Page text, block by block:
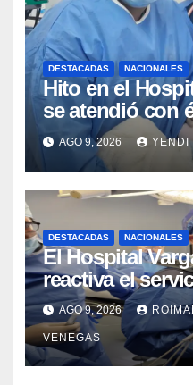
DESTACADAS NACIONALES
Hito en el
se atendió con
parto gemelar
AGO 9, 2026 YENDI
DESTACADAS NACIONALES
El Hospital
reactiva el
Retrógrada
beneficiar a
AGO 9, 2026
VENEGAS